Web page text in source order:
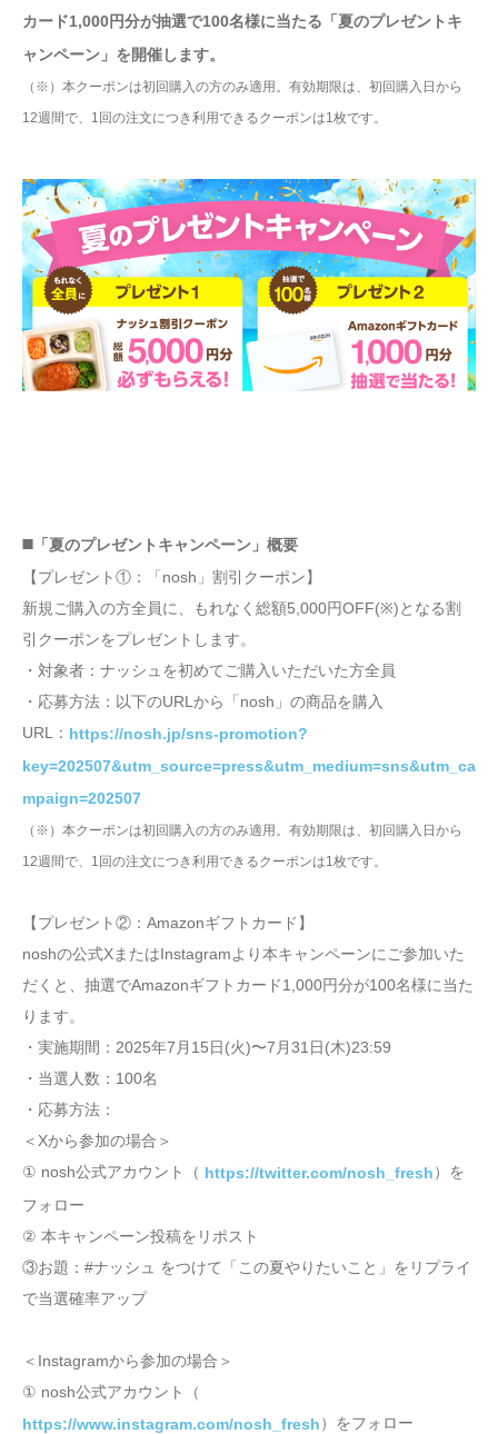
カード1,000円分が抽選で100名様に当たる「夏のプレゼントキ
ャンペーン」を開催します。
（※）本クーポンは初回購入の方のみ適用。有効期限は、初回購入日から
12週間で、1回の注文につき利用できるクーポンは1枚です。
◼️「夏のプレゼントキャンペーン」概要
【プレゼント①：「nosh」割引クーポン】
新規ご購入の方全員に、もれなく総額5,000円OFF(※)となる割
引クーポンをプレゼントします。
・対象者：ナッシュを初めてご購入いただいた方全員
・応募方法：以下のURLから「nosh」の商品を購入
URL： https://nosh.jp/sns-promotion?
key=202507&utm_source=press&utm_medium=sns&utm_ca
mpaign=202507
（※）本クーポンは初回購入の方のみ適用。有効期限は、初回購入日から
12週間で、1回の注文につき利用できるクーポンは1枚です。
【プレゼント②：Amazonギフトカード】
noshの公式XまたはInstagramより本キャンペーンにご参加いた
だくと、抽選でAmazonギフトカード1,000円分が100名様に当た
ります。
・実施期間：2025年7月15日(火)〜7月31日(木)23:59
・当選人数：100名
・応募方法：
＜Xから参加の場合＞
① nosh公式アカウント（ https://twitter.com/nosh_fresh）を
フォロー
② 本キャンペーン投稿をリポスト
③お題：#ナッシュ をつけて「この夏やりたいこと」をリプライ
で当選確率アップ
＜Instagramから参加の場合＞
① nosh公式アカウント（
https://www.instagram.com/nosh_fresh）をフォロー